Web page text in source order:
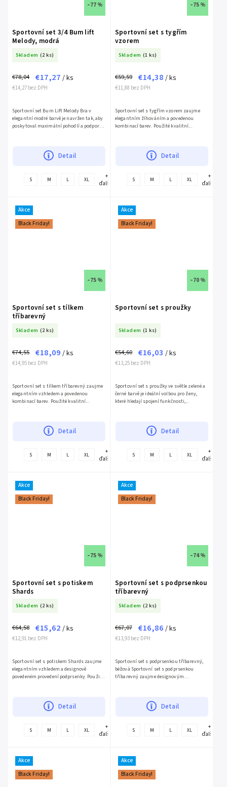
–77 %
Sportovní set 3/4 Bum lift
Melody, modrá
Skladem (2 ks)
€14,27 bez DPH
€78,04 €17,27 / ks
Detail
Sportovní set Bum Lift Melody Bra v
elegantní modré barvě je navržen tak, aby
poskytoval maximální pohodlí a podporu
S M L XL
+
ďalšie
–75 %
Sportovní set s tygřím
vzorem
Skladem (1 ks)
€11,88 bez DPH
€59,59 €14,38 / ks
Detail
Sportovní set s tygřím vzorem zaujme
elegantním žíhováním a povedenou
kombinací barev. Použité kvalitní...
S M L XL
+
ďalšie
Akce
Black Friday!
–75 %
Sportovní set s tílkem
tříbarevný
Skladem (2 ks)
€14,95 bez DPH
€74,55 €18,09 / ks
Detail
Sportovní set s tílkem tříbarevný zaujme
elegantním vzhledem a povedenou
kombinací barev. Použité kvalitní...
S M L XL
+
ďalšie
Akce
Black Friday!
–70 %
Sportovní set s proužky
Skladem (1 ks)
€13,25 bez DPH
€54,60 €16,03 / ks
Detail
Sportovní set s proužky ve světle zelené a
černé barvě je ideální volbou pro ženy,
které hledají spojení funkčnosti,...
S M L XL
+
ďalšie
Akce
Black Friday!
–75 %
Sportovní set s potiskem
Shards
Skladem (2 ks)
€12,91 bez DPH
€64,58 €15,62 / ks
Detail
Sportovní set s potiskem Shards zaujme
elegantním vzhledem a designově
povedeném provedení podprsenky. Použité
S M L XL
+
ďalšie
Akce
Black Friday!
–74 %
Sportovní set s podprsenkou
tříbarevný
Skladem (2 ks)
€13,93 bez DPH
€67,07 €16,86 / ks
Detail
Sportovní set s podprsenkou tříbarevný,
béžová Sportovní set s podprsenkou
tříbarevný zaujme designovým
S M L XL
+
ďalšie
Akce
Black Friday!
Akce
Black Friday!